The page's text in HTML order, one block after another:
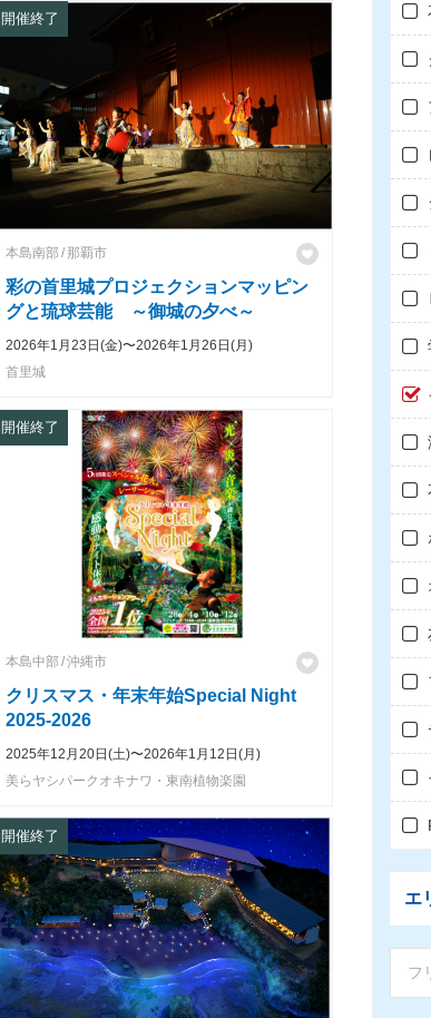
開催終了
本島南部 那覇市
彩の首里城プロジェクションマッピン
グと琉球芸能 ～御城の夕べ～
2026年1月23日(金)〜2026年1月26日(月)
首里城
開催終了
本島中部 沖縄市
クリスマス・年末年始Special Night
2025-2026
2025年12月20日(土)〜2026年1月12日(月)
美らヤシパークオキナワ・東南植物楽園
開催終了
エ